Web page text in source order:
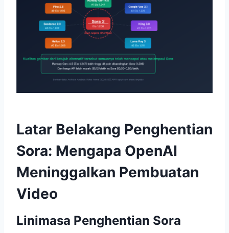
Latar Belakang Penghentian
Sora: Mengapa OpenAI
Meninggalkan Pembuatan
Video
Linimasa Penghentian Sora